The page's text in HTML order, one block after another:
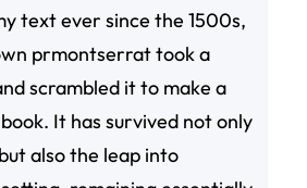
text ever since the 1500s,
prmontserrat took a
scrambled it to make a
It has survived not only
also the leap into